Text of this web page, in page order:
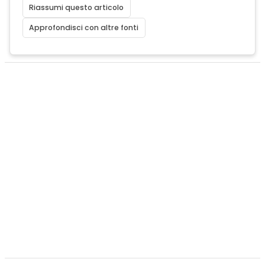
Riassumi questo articolo
Approfondisci con altre fonti